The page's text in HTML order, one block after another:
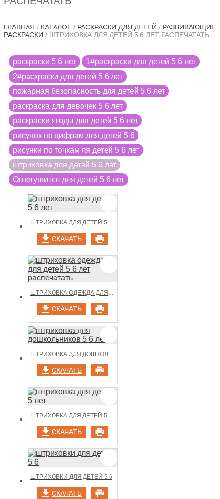
ГЛАВНАЯ / КАТАЛОГ / РАСКРАСКИ ДЛЯ ДЕТЕЙ / РАЗВИВАЮЩИЕ
РАСКРАСКИ / ШТРИХОВКА ДЛЯ ДЕТЕЙ 5 6 ЛЕТ РАСПЕЧАТАТЬ
раскраски 5 6 лет
1#раскраски для детей 5 6 лет
2#раскраски для детей 5 6 лет
пожарная безопасность для детей 5 6 лет
раскраска для девочек 5 6 лет
раскраски ягоды для детей 5 6 лет
рисунок по цифрам для детей 5 6
рисунки по точкам ля детей 5 6 лет
штриховка для детей 5 6 лет
Огнетушител для детей 5 6 лет
ШТРИХОВКА ДЛЯ ДЕТЕЙ 5 6 ЛЕТ
СКАЧАТЬ
ШТРИХОВКА ОДЕЖДА ДЛЯ ДЕТЕЙ 5 6 ЛЕТ РАСПЕЧАТАТЬ
СКАЧАТЬ
ШТРИХОВКА ДЛЯ ДОШКОЛЬНИКОВ 5 6 ЛЕТ
СКАЧАТЬ
ШТРИХОВКА ДЛЯ ДЕТЕЙ 5 ЛЕТ
СКАЧАТЬ
ШТРИХОВКИ ДЛЯ ДЕТЕЙ 5 6
СКАЧАТЬ